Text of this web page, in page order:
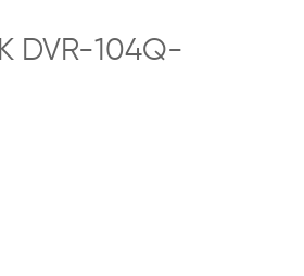
DVR-104Q-